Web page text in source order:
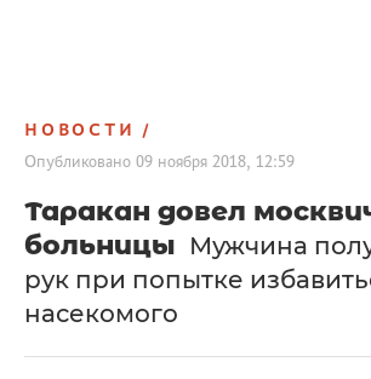
НОВОСТИ
Опубликовано 09 ноября 2018, 12:59
Таракан довел
больницы Мужчина
рук при попытке
насекомого